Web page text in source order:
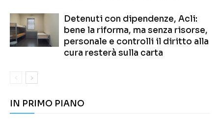
Detenuti con dipendenze, Acli:
bene la riforma, ma senza risorse,
personale e controlli il diritto alla
cura resterà sulla carta
IN PRIMO PIANO